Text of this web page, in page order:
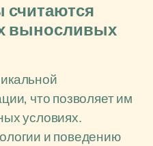
считаются
выносливых
что позволяет им
условиях.
и поведению